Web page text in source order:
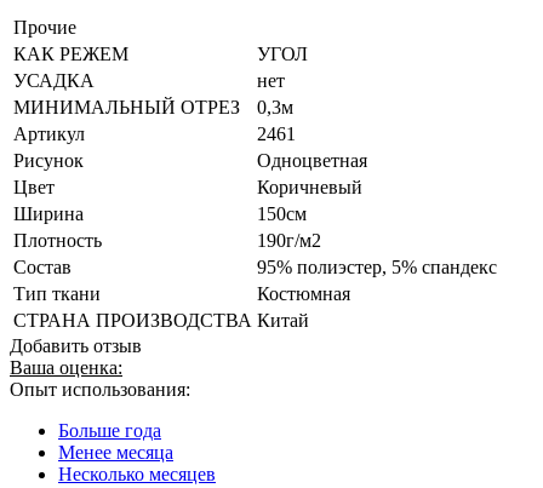
Прочие
КАК РЕЖЕМ
УГОЛ
УСАДКА
нет
МИНИМАЛЬНЫЙ ОТРЕЗ
0,3м
Артикул
2461
Рисунок
Одноцветная
Цвет
Коричневый
Ширина
150см
Плотность
190г/м2
Состав
95% полиэстер, 5% спандекс
Тип ткани
Костюмная
СТРАНА ПРОИЗВОДСТВА Китай
Добавить отзыв
Ваша оценка:
Опыт использования:
Больше года
Менее месяца
Несколько месяцев